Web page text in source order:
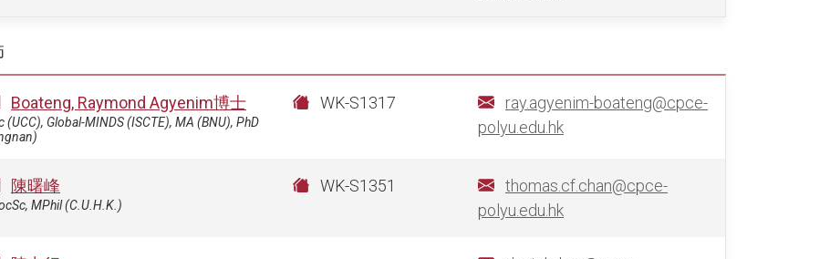
Boateng, Raymond Agyenim博士
(UCC), Global-MINDS (ISCTE), MA (BNU), PhD
WK-S1317
ray.agyenim-boateng@cpce-
polyu.edu.hk
陳曙峰
MPhil (C.U.H.K.)
WK-S1351
thomas.cf.chan@cpce-
polyu.edu.hk